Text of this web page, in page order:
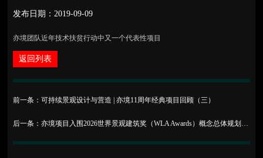
发布日期：2019-09-09
亦境团队近年技术扶贫行动中又一个代表性项目
返回列表
前一条：可持续景观设计与营造 | 亦境11周年经典项目回顾（三）
后一条：亦境项目入围2026世界景观建筑奖（WLA Awards）概念总体规划与城市设计方向| 亦讯